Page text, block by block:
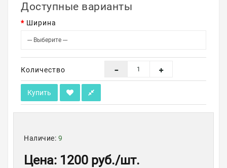
Доступные варианты
Ширина
Количество
Купить
Наличие: 9
Цена: 1200 руб./шт.